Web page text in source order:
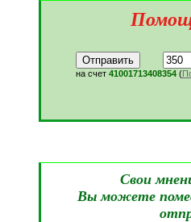
на счет 41001713408354(
Свои
Вы можете